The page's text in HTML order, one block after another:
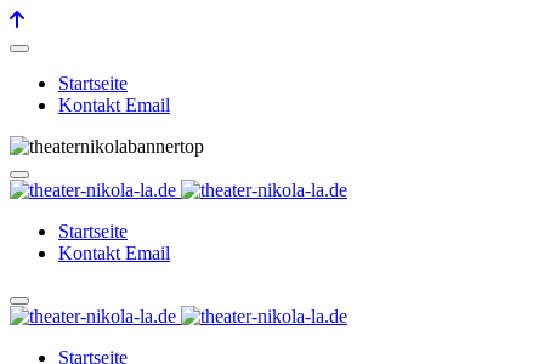
Startseite
Kontakt Email
Startseite
Kontakt Email
Startseite